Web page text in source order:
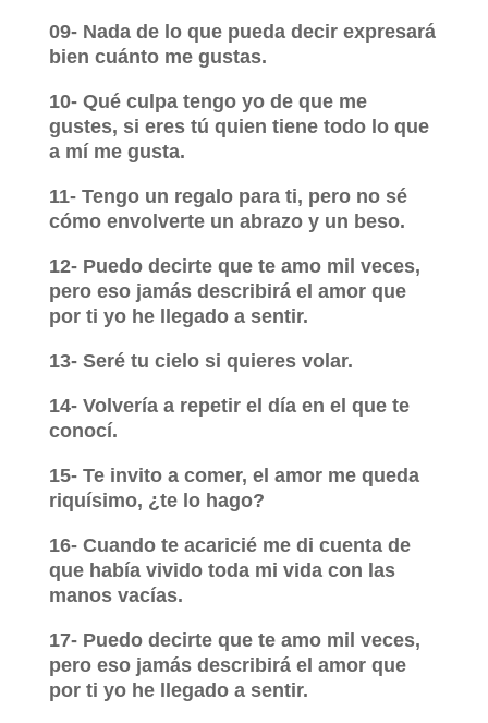
09- Nada de lo que pueda decir expresará
bien cuánto me gustas.
10- Qué culpa tengo yo de que me
gustes, si eres tú quien tiene todo lo que
a mí me gusta.
11- Tengo un regalo para ti, pero no sé
cómo envolverte un abrazo y un beso.
12- Puedo decirte que te amo mil veces,
pero eso jamás describirá el amor que
por ti yo he llegado a sentir.
13- Seré tu cielo si quieres volar.
14- Volvería a repetir el día en el que te
conocí.
15- Te invito a comer, el amor me queda
riquísimo, ¿te lo hago?
16- Cuando te acaricié me di cuenta de
que había vivido toda mi vida con las
manos vacías.
17- Puedo decirte que te amo mil veces,
pero eso jamás describirá el amor que
por ti yo he llegado a sentir.